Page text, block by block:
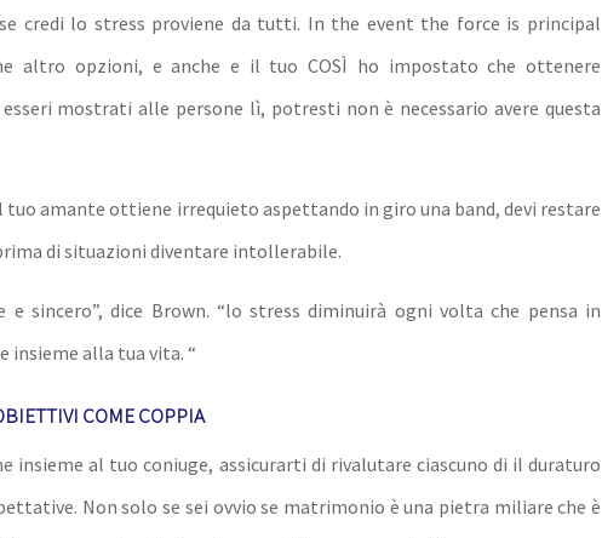
credi lo stress proviene da tutti. In the event the force is principal
altro opzioni, e anche e il tuo COSÌ ho impostato che ottenere
mostrati alle persone lì, potresti non è necessario avere questa
tuo amante ottiene irrequieto aspettando in giro una band, devi restare
di situazioni diventare intollerabile.
e sincero”, dice Brown. “lo stress diminuirà ogni volta che pensa in
insieme alla tua vita. “
COME COPPIA
insieme al tuo coniuge, assicurarti di rivalutare ciascuno di il duraturo
Non solo se sei ovvio se matrimonio è una pietra miliare che è